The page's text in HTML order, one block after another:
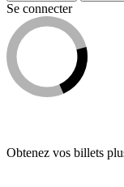
Se connecter
Obtenez vos billets